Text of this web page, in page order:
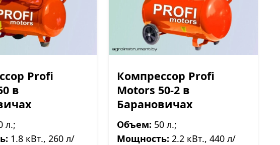
Profi
в
л.;
1.8 кВт., 260 л/
Компрессор Profi
Motors 50-2 в
Барановичах
Объем: 50 л.;
Мощность: 2.2 кВт., 440 л/